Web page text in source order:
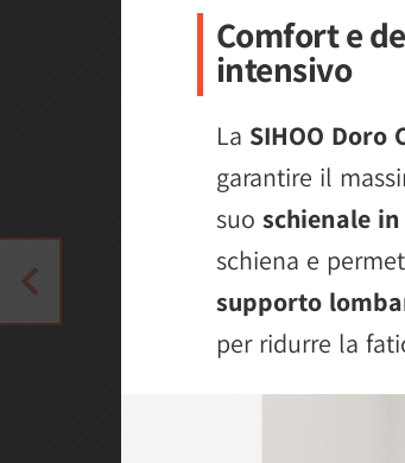
Comfort e
intensivo
La SIHOO Doro
garantire il
suo schienale
schiena e
supporto
per ridurre la